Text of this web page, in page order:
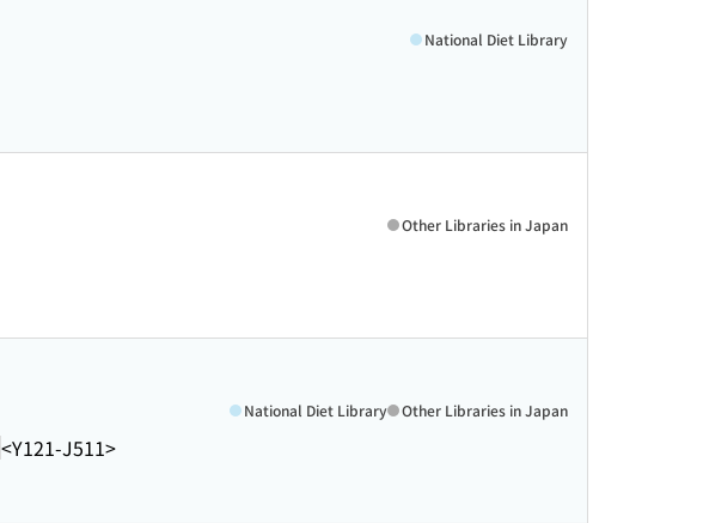
National Diet Library
Other Libraries in Japan
<Y121-J511>
National Diet Library Other Libraries in Japan